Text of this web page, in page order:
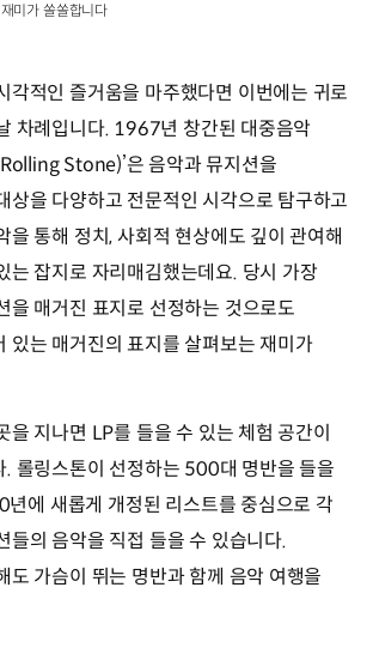
미가 쏠쏠합니다
각적인 즐거움을 마주했다면 이번에는 귀로
차례입니다. 1967년 창간된 대중음악
Stone)’은 음악과 뮤지션을
상을 다양하고 전문적인 시각으로 탐구하고
을 통해 정치, 사회적 현상에도 깊이 관여해
는 잡지로 자리매김했는데요. 당시 가장
을 매거진 표지로 선정하는 것으로도
있는 매거진의 표지를 살펴보는 재미가
을 지나면 LP를 들을 수 있는 체험 공간이
. 롤링스톤이 선정하는 500대 명반을 들을
에 새롭게 개정된 리스트를 중심으로 각
들의 음악을 직접 들을 수 있습니다.
도 가슴이 뛰는 명반과 함께 음악 여행을